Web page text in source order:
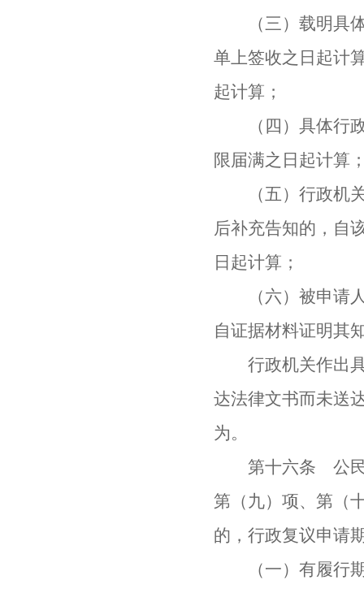
（三）载明具体
单上签收之日起计
起计算；
（四）具体行政
限届满之日起计算
（五）行政机关
后补充告知的，自
日起计算；
（六）被申请人
自证据材料证明其
行政机关作出具
达法律文书而未送
为。
第十六条 公民、
第（九）项、第（
的，行政复议申请
（一）有履行期